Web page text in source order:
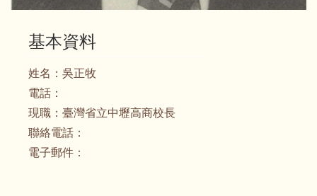
基本資料
姓名： 吳正牧
電話：
現職： 臺灣省立中壢高商校長
聯絡電話：
電子郵件：